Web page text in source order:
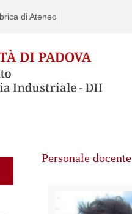
di Ateneo
Personale docente